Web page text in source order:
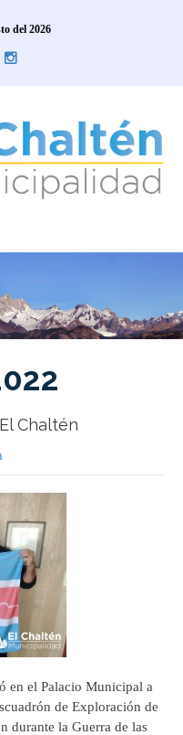
del 2026
Chaltén
el Palacio Municipal a
de Exploración de
durante la Guerra de las